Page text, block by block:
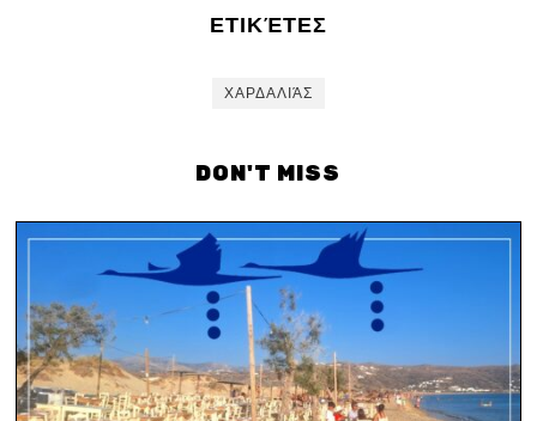
ΕΤΙΚΈΤΕΣ
ΧΑΡΔΑΛΙΆΣ
DON'T MISS